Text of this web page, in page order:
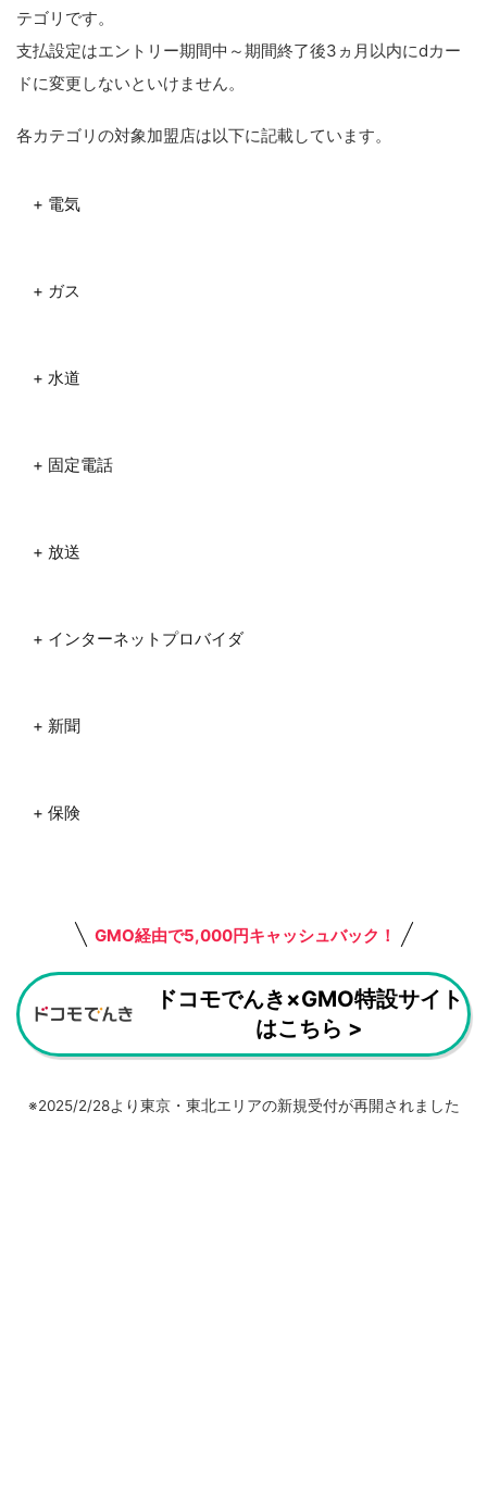
テゴリです。
支払設定はエントリー期間中～期間終了後3ヵ月以内にdカー
ドに変更しないといけません。
各カテゴリの対象加盟店は以下に記載しています。
+ 電気
+ ガス
+ 水道
+ 固定電話
+ 放送
+ インターネットプロバイダ
+ 新聞
+ 保険
GMO経由で5,000円キャッシュバック！
ドコモでんき×GMO特設サイト
はこちら >
※2025/2/28より東京・東北エリアの新規受付が再開されました